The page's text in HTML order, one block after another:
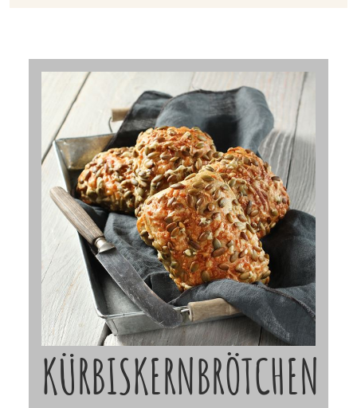
KÜRBISKERNBRÖTCHEN